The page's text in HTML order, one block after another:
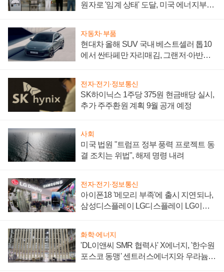
원자로 '임계 상태' 도달, 미국 에너지부
자동차·부품
현대차 올해 SUV 국내 베스트셀러 톱10
에서 싼타페만 자리매김, 그랜저·아반떼
전자·전기·정보통신
SK하이닉스 1주당 375원 현금배당 실시,
추가 주주환원 계획 9월 공개 예정
사회
미국 법원 "트럼프 정부 풍력 프로젝트 동
결 조치는 위법", 해제 명령 내려
전자·전기·정보통신
아이폰18 '메모리 부족'에 출시 지연되나,
삼성디스플레이 LG디스플레이 LG이노
화학·에너지
'DL이앤씨 SMR 협력사' X에너지, '한수원
포스코 동맹' 센트러스에너지와 우라늄